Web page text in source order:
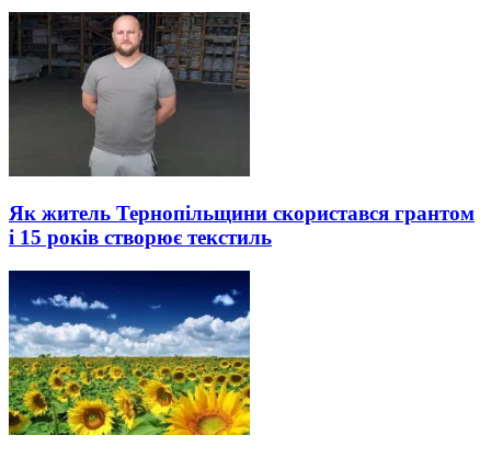
Як житель Тернопільщини скористався грантом
і 15 років створює текстиль